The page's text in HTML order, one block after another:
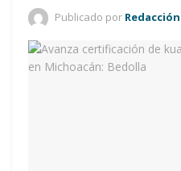
Publicado por Redacción